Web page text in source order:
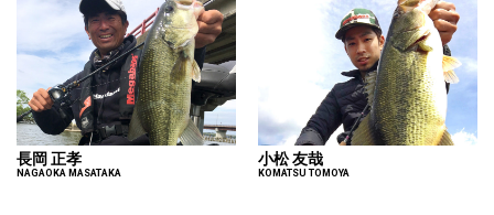
長岡 正孝
NAGAOKA MASATAKA
小松 友哉
KOMATSU TOMOYA